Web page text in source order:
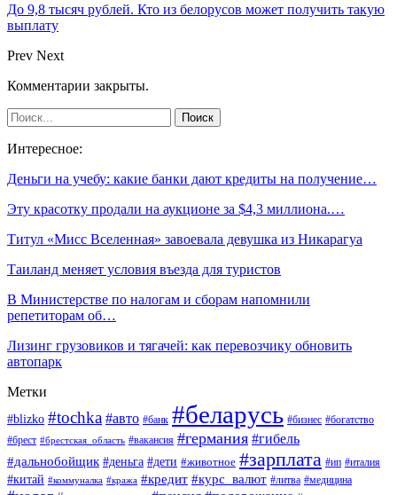
До 9,8 тысяч рублей. Кто из белорусов может получить такую
выплату
Prev Next
Комментарии закрыты.
Интересное:
Деньги на учебу: какие банки дают кредиты на получение…
Эту красотку продали на аукционе за $4,3 миллиона.…
Титул «Мисс Вселенная» завоевала девушка из Никарагуа
Таиланд меняет условия въезда для туристов
В Министерстве по налогам и сборам напомнили
репетиторам об…
Лизинг грузовиков и тягачей: как перевозчику обновить
автопарк
Метки
#blizko #tochka #авто #банк #беларусь #бизнес #богатство
#брест #брестская_область #вакансия #германия #гибель
#дальнобойщик #деньга #дети #животное #зарплата #ип #италия
#китай #коммуналка #кража #кредит #курс_валют #литва #медицина